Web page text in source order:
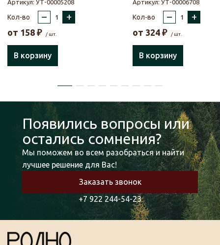
Артикул: УТ-00005208
Кол-во – +
от 158 ₽ / шт.
В корзину
Артикул: УТ-00006708
Кол-во – +
от 324 ₽ / шт.
В корзину
Появились вопросы или
остались сомнения?
Мы поможем во всем разобраться и найти
лучшее решение для Вас!
Заказать звонок
+7 922 244-54-23